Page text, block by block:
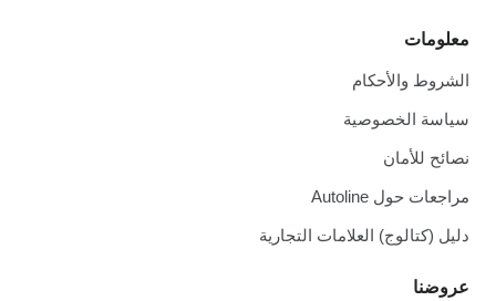
معلومات
الشروط والأحكام
سياسة الخصوصية
نصائح للأمان
مراجعات حول Autoline
دليل (كتالوج) العلامات التجارية
عروضنا